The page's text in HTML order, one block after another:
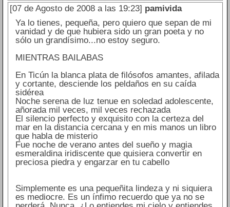
[07 de Agosto de 2008 a las 19:23] pamivida
Ya lo tienes, pequeña, pero quiero que sepan de mi
vanidad y de que hubiera sido un gran poeta y no
sólo un grandísimo...no estoy seguro.
MIENTRAS BAILABAS
En Ticún la blanca plata de filósofos amantes, afilada
y cortante, desciende los peldaños en su caída
sidérea
Noche serena de luz tenue en soledad adolescente,
añorada mil veces, mil veces rechazada
El silencio perfecto y exquisito con la certeza del
mar en la distancia cercana y en mis manos un libro
que habla de misterio
Fue noche de verano antes del sueño y magia
esmeraldina iridiscente que quisiera convertir en
preciosa piedra y engarzar en tu cabello
Simplemente es una pequeñita lindeza y ni siquiera
es mediocre. Es un ínfimo recuerdo que ya no se